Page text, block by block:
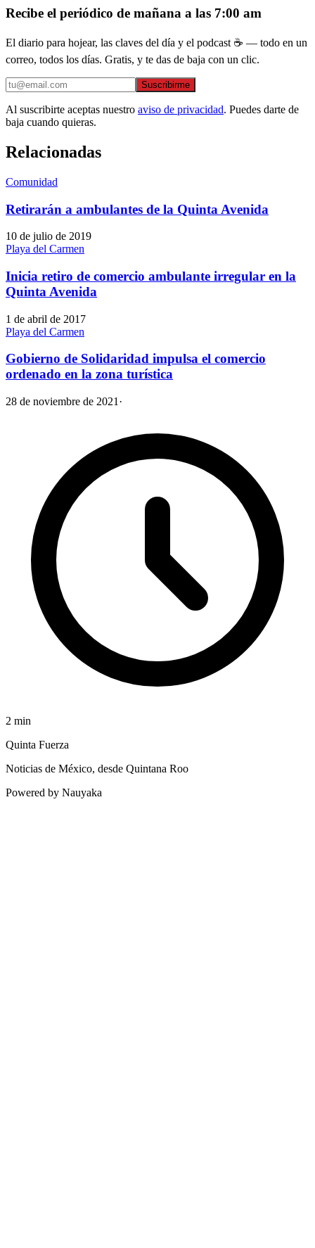
Recibe el periódico de mañana a las 7:00 am
El diario para hojear, las claves del día y el podcast ☕ — todo en un
correo, todos los días. Gratis, y te das de baja con un clic.
Suscribirme
Al suscribirte aceptas nuestro aviso de privacidad. Puedes darte de
baja cuando quieras.
Relacionadas
Comunidad
Retirarán a ambulantes de la Quinta Avenida
10 de julio de 2019
Playa del Carmen
Inicia retiro de comercio ambulante irregular en la
Quinta Avenida
1 de abril de 2017
Playa del Carmen
Gobierno de Solidaridad impulsa el comercio
ordenado en la zona turística
28 de noviembre de 2021 ·
2 min
Quinta Fuerza
Noticias de México, desde Quintana Roo
Powered by Nauyaka